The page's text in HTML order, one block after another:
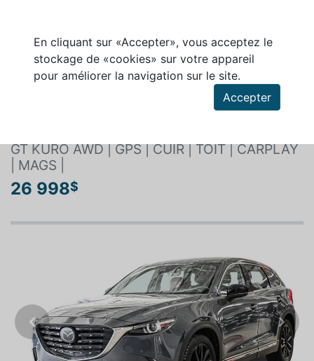
En cliquant sur «Accepter», vous acceptez le
stockage de «cookies» sur votre appareil
pour améliorer la navigation sur le site.
Accepter
GT KURO AWD | GPS | CUIR | TOIT | CARPLAY
| MAGS |
26 998$
Previous Next